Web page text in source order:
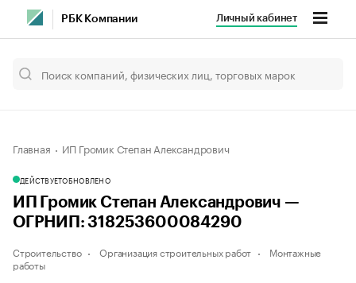
РБК Компании Личный кабинет
Главная ИП Громик Степан Александрович
ДЕЙСТВУЕТОБНОВЛЕНО
ИП Громик Степан Александрович —
ОГРНИП: 318253600084290
Строительство Организация строительных работ
Монтажные
работы